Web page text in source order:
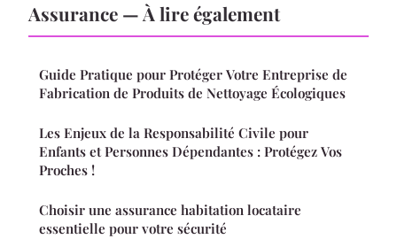
Assurance — À lire également
Guide Pratique pour Protéger Votre Entreprise de
Fabrication de Produits de Nettoyage Écologiques
Les Enjeux de la Responsabilité Civile pour
Enfants et Personnes Dépendantes : Protégez Vos
Proches !
Choisir une assurance habitation locataire
essentielle pour votre sécurité